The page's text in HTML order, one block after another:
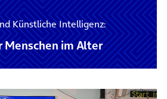
Künstliche Intelligenz:
im Alter